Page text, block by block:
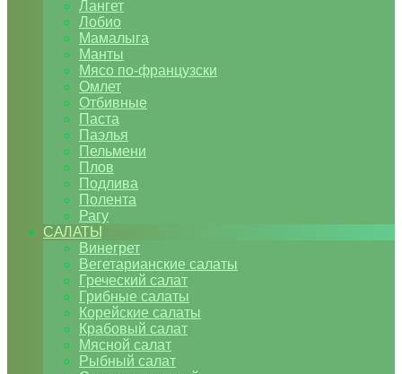
Лангет
Лобио
Мамалыга
Манты
Мясо по-французски
Омлет
Отбивные
Паста
Паэлья
Пельмени
Плов
Подлива
Полента
Рагу
САЛАТЫ
Винегрет
Вегетарианские салаты
Греческий салат
Грибные салаты
Корейские салаты
Крабовый салат
Мясной салат
Рыбный салат